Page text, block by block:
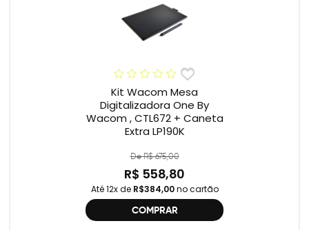
Kit Wacom Mesa
Digitalizadora One By
Wacom , CTL672 + Caneta
Extra LP190K
De R$ 675,00
R$ 558,80
Até 12x de R$384,00no cartão
COMPRAR